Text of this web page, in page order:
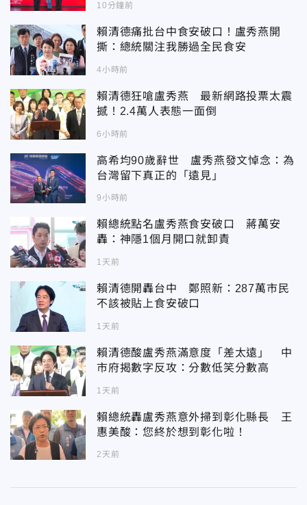
10分鐘前
賴清德痛批台中食安破口！盧秀燕開
撕：總統關注我勝過全民食安
4小時前
賴清德狂嗆盧秀燕 最新網路投票太震
撼！2.4萬人表態一面倒
6小時前
高希均90歲辭世 盧秀燕發文悼念：為
台灣留下真正的「遠見」
9小時前
賴總統點名盧秀燕食安破口 蔣萬安
轟：神隱1個月開口就卸責
1天前
賴清德開轟台中 鄭照新：287萬市民
不該被貼上食安破口
1天前
賴清德酸盧秀燕滿意度「差太遠」 中
市府揭數字反攻：分數低笑分數高
1天前
賴總統轟盧秀燕意外掃到彰化縣長 王
惠美酸：您終於想到彰化啦！
2天前